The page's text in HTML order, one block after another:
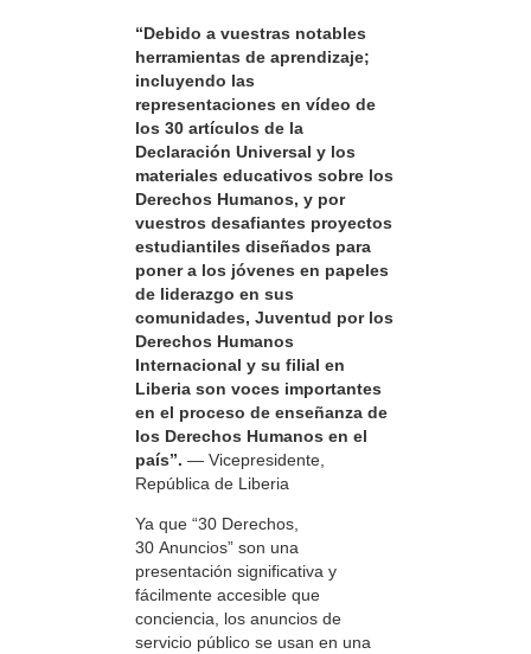
“Debido a vuestras notables
herramientas de aprendizaje;
incluyendo las
representaciones en vídeo de
los 30 artículos de la
Declaración Universal y los
materiales educativos sobre los
Derechos Humanos, y por
vuestros desafiantes proyectos
estudiantiles diseñados para
poner a los jóvenes en papeles
de liderazgo en sus
comunidades, Juventud por los
Derechos Humanos
Internacional y su filial en
Liberia son voces importantes
en el proceso de enseñanza de
los Derechos Humanos en el
país”. — Vicepresidente,
República de Liberia
Ya que “30 Derechos,
30 Anuncios” son una
presentación significativa y
fácilmente accesible que
conciencia, los anuncios de
servicio público se usan en una